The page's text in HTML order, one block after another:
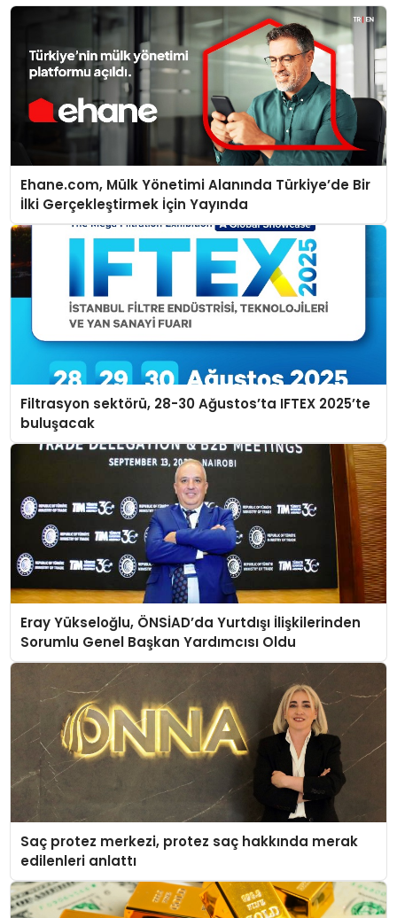
Ehane.com, Mülk Yönetimi Alanında Türkiye’de Bir
İlki Gerçekleştirmek İçin Yayında
Filtrasyon sektörü, 28-30 Ağustos’ta IFTEX 2025’te
buluşacak
Eray Yükseloğlu, ÖNSİAD’da Yurtdışı İlişkilerinden
Sorumlu Genel Başkan Yardımcısı Oldu
Saç protez merkezi, protez saç hakkında merak
edilenleri anlattı